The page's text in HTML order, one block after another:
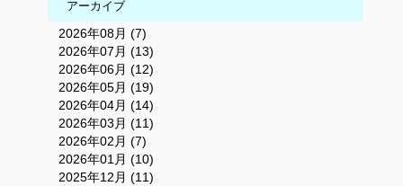
アーカイブ
2026年08月 (7)
2026年07月 (13)
2026年06月 (12)
2026年05月 (19)
2026年04月 (14)
2026年03月 (11)
2026年02月 (7)
2026年01月 (10)
2025年12月 (11)